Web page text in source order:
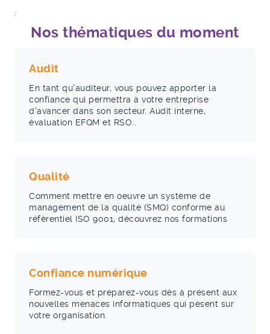
;
Nos thématiques du moment
Audit
En tant qu'auditeur, vous pouvez apporter la
confiance qui permettra à votre entreprise
d'avancer dans son secteur. Audit interne,
évaluation EFQM et RSO..
Qualité
Comment mettre en oeuvre un système de
management de la qualité (SMQ) conforme au
référentiel ISO 9001, découvrez nos formations
Confiance numérique
Formez-vous et préparez-vous dès à présent aux
nouvelles menaces informatiques qui pèsent sur
votre organisation.